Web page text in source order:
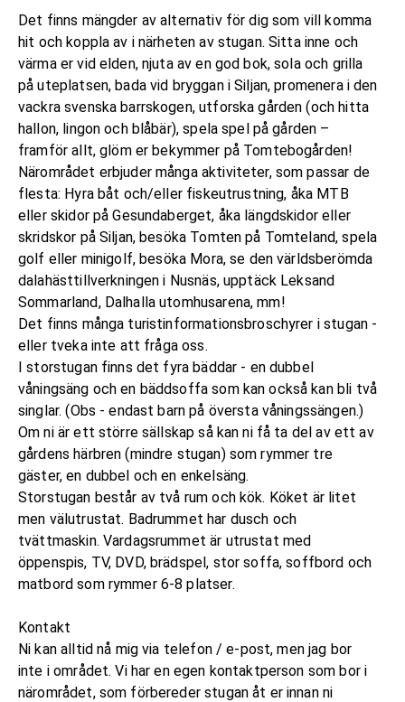
Det finns mängder av alternativ för dig som vill komma
hit och koppla av i närheten av stugan. Sitta inne och
värma er vid elden, njuta av en god bok, sola och grilla
på uteplatsen, bada vid bryggan i Siljan, promenera i den
vackra svenska barrskogen, utforska gården (och hitta
hallon, lingon och blåbär), spela spel på gården –
framför allt, glöm er bekymmer på Tomtebogården!
Närområdet erbjuder många aktiviteter, som passar de
flesta: Hyra båt och/eller fiskeutrustning, åka MTB
eller skidor på Gesundaberget, åka längdskidor eller
skridskor på Siljan, besöka Tomten på Tomteland, spela
golf eller minigolf, besöka Mora, se den världsberömda
dalahästtillverkningen i Nusnäs, upptäck Leksand
Sommarland, Dalhalla utomhusarena, mm!
Det finns många turistinformationsbroschyrer i stugan -
eller tveka inte att fråga oss.
I storstugan finns det fyra bäddar - en dubbel
våningsäng och en bäddsoffa som kan också kan bli två
singlar. (Obs - endast barn på översta våningssängen.)
Om ni är ett större sällskap så kan ni få ta del av ett av
gårdens härbren (mindre stugan) som rymmer tre
gäster, en dubbel och en enkelsäng.
Storstugan består av två rum och kök. Köket är litet
men välutrustat. Badrummet har dusch och
tvättmaskin. Vardagsrummet är utrustat med
öppenspis, TV, DVD, brädspel, stor soffa, soffbord och
matbord som rymmer 6-8 platser.
Kontakt
Ni kan alltid nå mig via telefon / e-post, men jag bor
inte i området. Vi har en egen kontaktperson som bor i
närområdet, som förbereder stugan åt er innan ni